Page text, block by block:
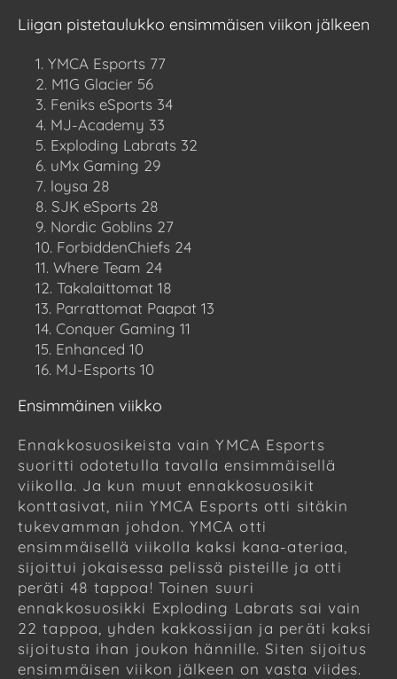
Liigan pistetaulukko ensimmäisen viikon jälkeen
YMCA Esports 77
M1G Glacier 56
Feniks eSports 34
MJ-Academy 33
Exploding Labrats 32
uMx Gaming 29
loysa 28
SJK eSports 28
Nordic Goblins 27
ForbiddenChiefs 24
Where Team 24
Takalaittomat 18
Parrattomat Paapat 13
Conquer Gaming 11
Enhanced 10
MJ-Esports 10
Ensimmäinen viikko
Ennakkosuosikeista vain YMCA Esports
suoritti odotetulla tavalla ensimmäisellä
viikolla. Ja kun muut ennakkosuosikit
konttasivat, niin YMCA Esports otti sitäkin
tukevamman johdon. YMCA otti
ensimmäisellä viikolla kaksi kana-ateriaa,
sijoittui jokaisessa pelissä pisteille ja otti
peräti 48 tappoa! Toinen suuri
ennakkosuosikki Exploding Labrats sai vain
22 tappoa, yhden kakkossijan ja peräti kaksi
sijoitusta ihan joukon hännille. Siten sijoitus
ensimmäisen viikon jälkeen on vasta viides.